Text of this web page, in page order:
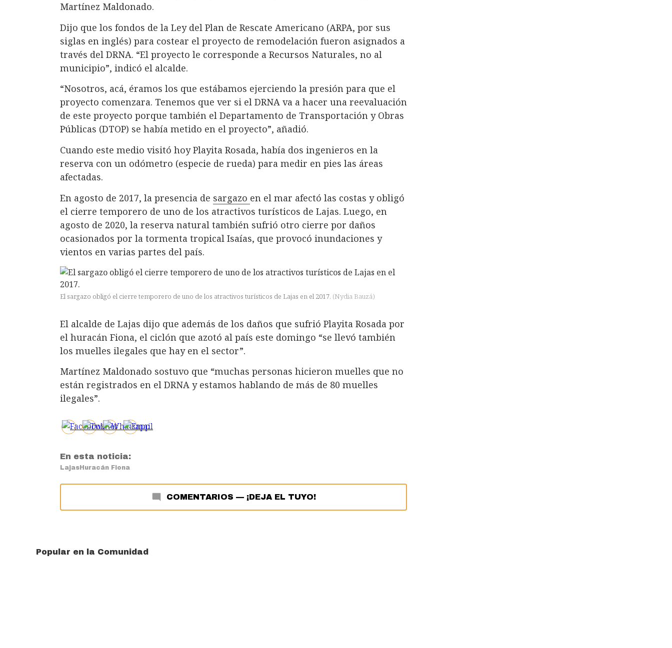
Martínez Maldonado.
Dijo que los fondos de la Ley del Plan de Rescate Americano (ARPA, por sus
siglas en inglés) para costear el proyecto de remodelación fueron asignados a
través del DRNA. “El proyecto le corresponde a Recursos Naturales, no al
municipio”, indicó el alcalde.
“Nosotros, acá, éramos los que estábamos ejerciendo la presión para que el
proyecto comenzara. Tenemos que ver si el DRNA va a hacer una reevaluación
de este proyecto porque también el Departamento de Transportación y Obras
Públicas (DTOP) se había metido en el proyecto”, añadió.
Cuando este medio visitó hoy Playita Rosada, había dos ingenieros en la
reserva con un odómetro (especie de rueda) para medir en pies las áreas
afectadas.
En agosto de 2017, la presencia de sargazo en el mar afectó las costas y obligó
el cierre temporero de uno de los atractivos turísticos de Lajas. Luego, en
agosto de 2020, la reserva natural también sufrió otro cierre por daños
ocasionados por la tormenta tropical Isaías, que provocó inundaciones y
vientos en varias partes del país.
El sargazo obligó el cierre temporero de uno de los atractivos turísticos de Lajas en el 2017. (Nydia Bauzá)
El alcalde de Lajas dijo que además de los daños que sufrió Playita Rosada por
el huracán Fiona, el ciclón que azotó al país este domingo “se llevó también
los muelles ilegales que hay en el sector”.
Martínez Maldonado sostuvo que “muchas personas hicieron muelles que no
están registrados en el DRNA y estamos hablando de más de 80 muelles
ilegales”.
En esta noticia:
Lajas Huracán Fiona
COMENTARIOS — ¡DEJA EL TUYO!
Popular en la Comunidad